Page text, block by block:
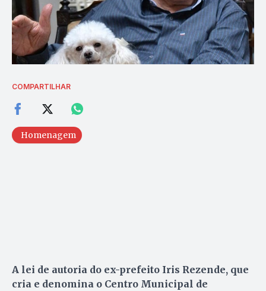
COMPARTILHAR
Homenagem
A lei de autoria do ex-prefeito Iris Rezende, que
cria e denomina o Centro Municipal de